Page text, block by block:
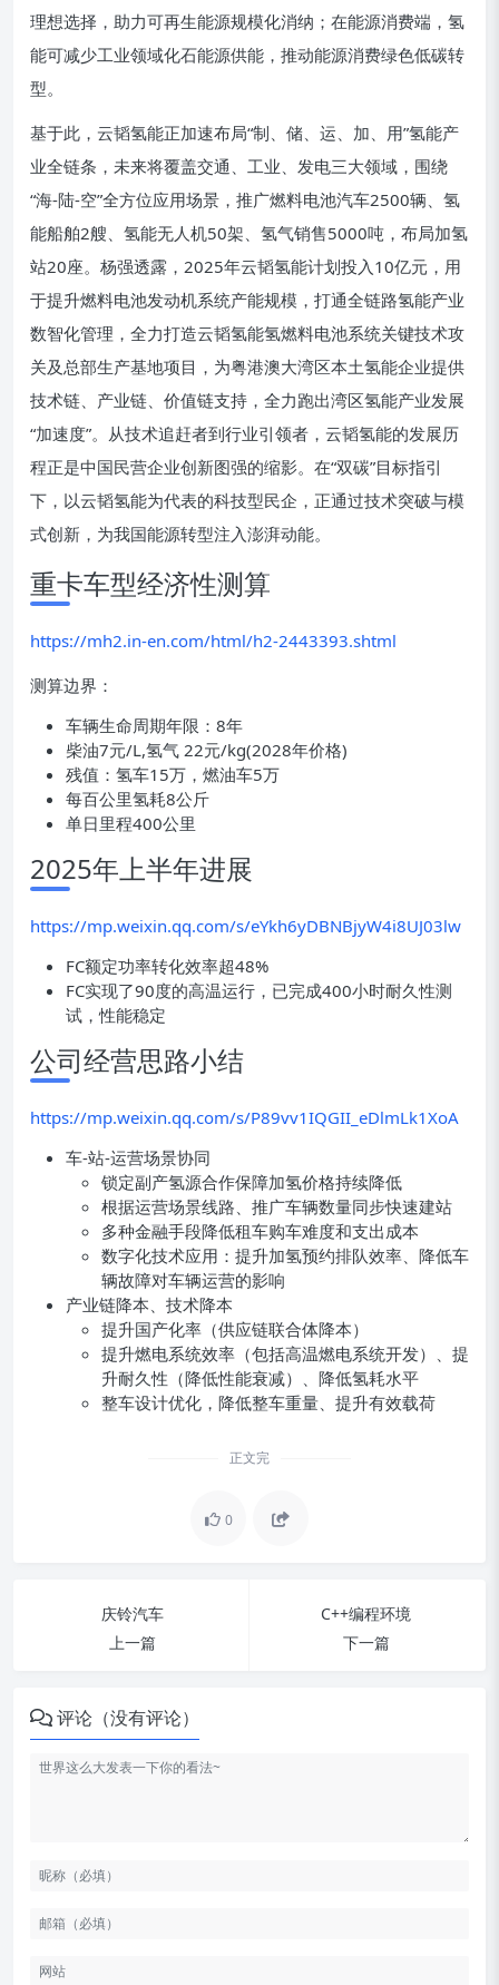
理想选择，助力可再生能源规模化消纳；在能源消费端，氢
能可减少工业领域化石能源供能，推动能源消费绿色低碳转
型。
基于此，云韬氢能正加速布局“制、储、运、加、用”氢能产
业全链条，未来将覆盖交通、工业、发电三大领域，围绕
“海-陆-空”全方位应用场景，推广燃料电池汽车2500辆、氢
能船舶2艘、氢能无人机50架、氢气销售5000吨，布局加氢
站20座。杨强透露，2025年云韬氢能计划投入10亿元，用
于提升燃料电池发动机系统产能规模，打通全链路氢能产业
数智化管理，全力打造云韬氢能氢燃料电池系统关键技术攻
关及总部生产基地项目，为粤港澳大湾区本土氢能企业提供
技术链、产业链、价值链支持，全力跑出湾区氢能产业发展
“加速度”。从技术追赶者到行业引领者，云韬氢能的发展历
程正是中国民营企业创新图强的缩影。在“双碳”目标指引
下，以云韬氢能为代表的科技型民企，正通过技术突破与模
式创新，为我国能源转型注入澎湃动能。
重卡车型经济性测算
https://mh2.in-en.com/html/h2-2443393.shtml
测算边界：
车辆生命周期年限：8年
柴油7元/L,氢气 22元/kg(2028年价格)
残值：氢车15万，燃油车5万
每百公里氢耗8公斤
单日里程400公里
2025年上半年进展
https://mp.weixin.qq.com/s/eYkh6yDBNBjyW4i8UJ03lw
FC额定功率转化效率超48%
FC实现了90度的高温运行，已完成400小时耐久性测
试，性能稳定
公司经营思路小结
https://mp.weixin.qq.com/s/P89vv1IQGII_eDlmLk1XoA
车-站-运营场景协同
锁定副产氢源合作保障加氢价格持续降低
根据运营场景线路、推广车辆数量同步快速建站
多种金融手段降低租车购车难度和支出成本
数字化技术应用：提升加氢预约排队效率、降低车
辆故障对车辆运营的影响
产业链降本、技术降本
提升国产化率（供应链联合体降本）
提升燃电系统效率（包括高温燃电系统开发）、提
升耐久性（降低性能衰减）、降低氢耗水平
整车设计优化，降低整车重量、提升有效载荷
正文完
0
庆铃汽车
上一篇
C++编程环境
下一篇
评论（没有评论）
整合多方资源，通过‘车-站-景’联
动，推动加氢价格降本